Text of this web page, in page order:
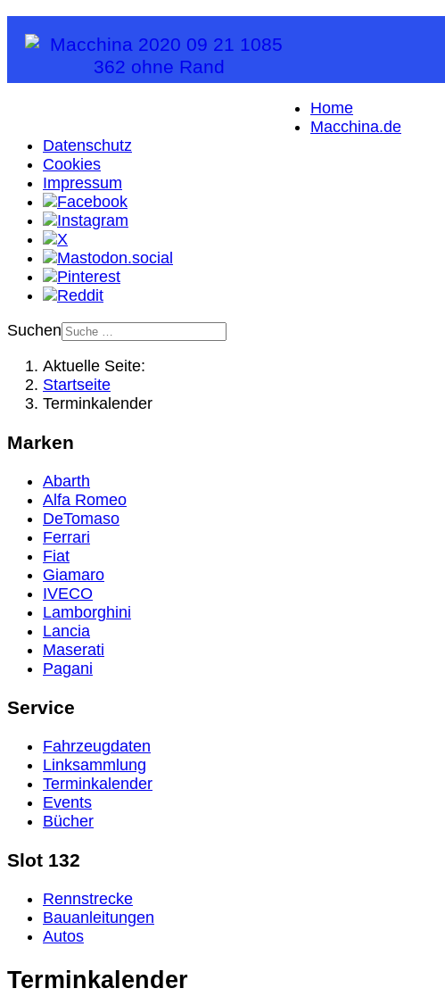
Home
Macchina.de
Datenschutz
Cookies
Impressum
Suchen
Aktuelle Seite:
Startseite
Terminkalender
Marken
Abarth
Alfa Romeo
DeTomaso
Ferrari
Fiat
Giamaro
IVECO
Lamborghini
Lancia
Maserati
Pagani
Service
Fahrzeugdaten
Linksammlung
Terminkalender
Events
Bücher
Slot 132
Rennstrecke
Bauanleitungen
Autos
Terminkalender